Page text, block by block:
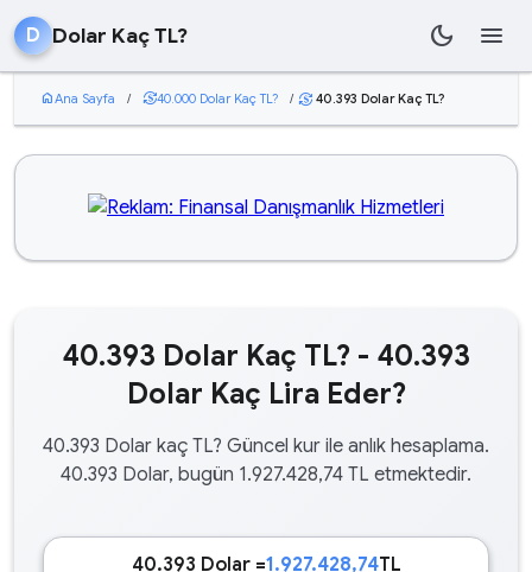
D Dolar Kaç TL? dark_mode menu
homeAna Sayfa / currency_exchange40.000 Dolar Kaç TL? / currency_exchange 40.393 Dolar Kaç TL?
40.393 Dolar Kaç TL? - 40.393
Dolar Kaç Lira Eder?
40.393 Dolar kaç TL? Güncel kur ile anlık hesaplama.
40.393 Dolar, bugün 1.927.428,74 TL etmektedir.
40.393 Dolar =1.927.428,74TL